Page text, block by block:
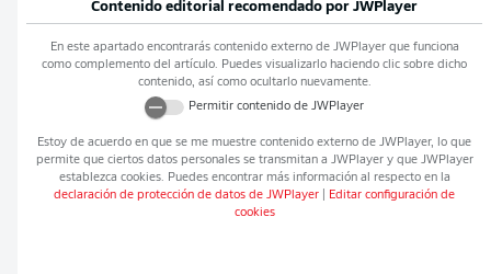
Contenido editorial recomendado por JWPlayer
En este apartado encontrarás contenido externo de JWPlayerque funciona
como complemento del artículo. Puedes visualizarlo haciendo clic sobre dicho
contenido, así como ocultarlo nuevamente.
Permitir contenido de JWPlayer
Estoy de acuerdo en que se me muestre contenido externo de JWPlayer, lo que
permite que ciertos datos personales se transmitan a JWPlayery que JWPlayer
establezca cookies. Puedes encontrar más información al respecto en la
declaración de protección de datos de JWPlayer
Editar configuración de
cookies